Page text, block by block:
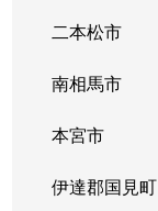
二本松市
南相馬市
本宮市
伊達郡国見町